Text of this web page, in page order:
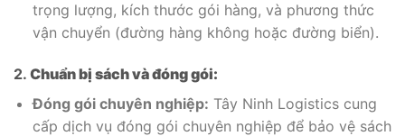
trọng lượng, kích thước gói hàng, và phương thức
vận chuyển (đường hàng không hoặc đường biển).
2. Chuẩn bị sách và đóng gói:
Đóng gói chuyên nghiệp: Tây Ninh Logistics cung
cấp dịch vụ đóng gói chuyên nghiệp để bảo vệ sách